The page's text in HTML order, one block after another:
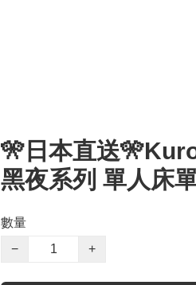
🎌日本直送
黑夜系列 單人床
數量
−
+